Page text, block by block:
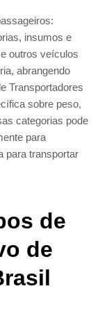
insumos e
outros veículos
abrangendo
Transportadores
sobre peso,
categorias pode
para
para transportar
de
de